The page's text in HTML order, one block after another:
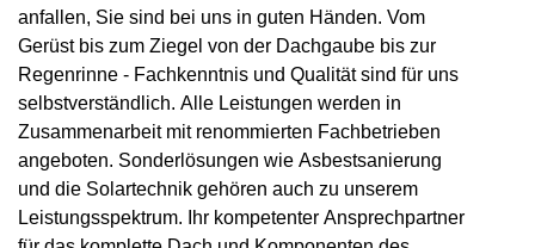
anfallen, Sie sind bei uns in guten Händen. Vom
Gerüst bis zum Ziegel von der Dachgaube bis zur
Regenrinne - Fachkenntnis und Qualität sind für uns
selbstverständlich. Alle Leistungen werden in
Zusammenarbeit mit renommierten Fachbetrieben
angeboten. Sonderlösungen wie Asbestsanierung
und die Solartechnik gehören auch zu unserem
Leistungsspektrum. Ihr kompetenter Ansprechpartner